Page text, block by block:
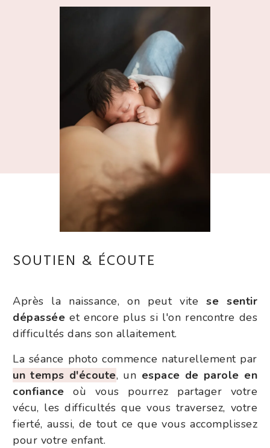
SOUTIEN & ÉCOUTE
Après la naissance, on peut vitese sentir
dépassée et encore plus si l'on rencontre des
difficultés dans son allaitement.
La séance photo commence naturellement par
un temps d'écoute, un espace de parole en
confiance où vous pourrez partager votre
vécu, les difficultés que vous traversez, votre
fierté, aussi, de tout ce que vous accomplissez
pour votre enfant.